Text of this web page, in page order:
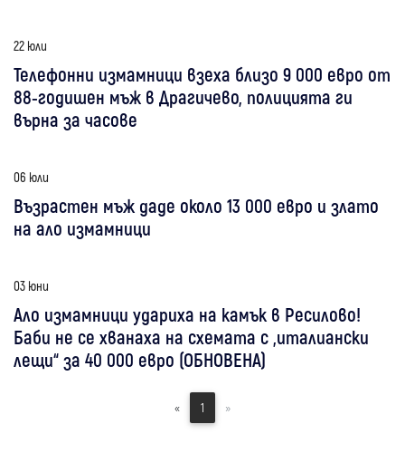
22 юли
Телефонни измамници взеха близо 9 000 евро от
88-годишен мъж в Драгичево, полицията ги
върна за часове
06 юли
Възрастен мъж даде около 13 000 евро и злато
на ало измамници
03 юни
Ало измамници удариха на камък в Ресилово!
Баби не се хванаха на схемата с „италиански
лещи“ за 40 000 евро (ОБНОВЕНА)
« 1 »